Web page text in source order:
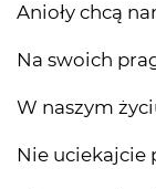
Anioły chcą
Na swoich
W naszym
Nie uciekajcie